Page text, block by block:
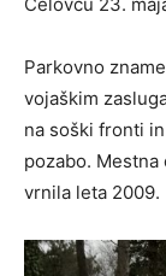
Celovcu 23.
Parkovno
vojaškim
na soški fronti
pozabo.
vrnila leta 2009.